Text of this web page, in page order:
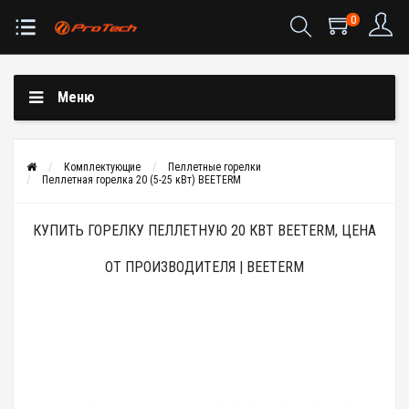
0
Меню
Комплектующие
Пеллетные горелки
Пеллетная горелка 20 (5-25 кВт) BEETERM
КУПИТЬ ГОРЕЛКУ ПЕЛЛЕТНУЮ 20 КВТ BEETERM, ЦЕНА
ОТ ПРОИЗВОДИТЕЛЯ | BEETERM